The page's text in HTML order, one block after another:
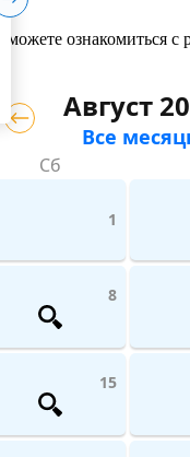
ознакомиться с
Август
Все
Сб
1
8
15